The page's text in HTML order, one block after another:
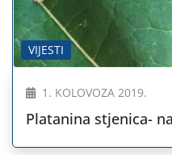
VIJESTI
1. KOLOVOZA 2019.
Platanina stjenica-